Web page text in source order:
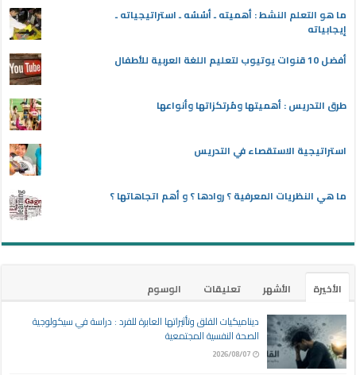
ما هو التعلم النشط : أهميته ـ أسُسُه ـ استراتيجياته ـ
إيجابياته
أفضل 10 قنوات يوتيوب لتعليم اللغة العربية للأطفال
طرق التدريس : أهميتها ومُرتكزاتها وأنواعها
استراتيجية الاستقصاء في التدريس
ما هي النظريات المعرفية ؟ روادها ؟ و أهم اتجاهاتها ؟
الأخيرة الأشهر تعليقات
الوسوم
ديناميكيات القلق وتأثيراتها العابرة للفرد : دراسة في سيكولوجية
الصحة النفسية المجتمعية
2026/08/07